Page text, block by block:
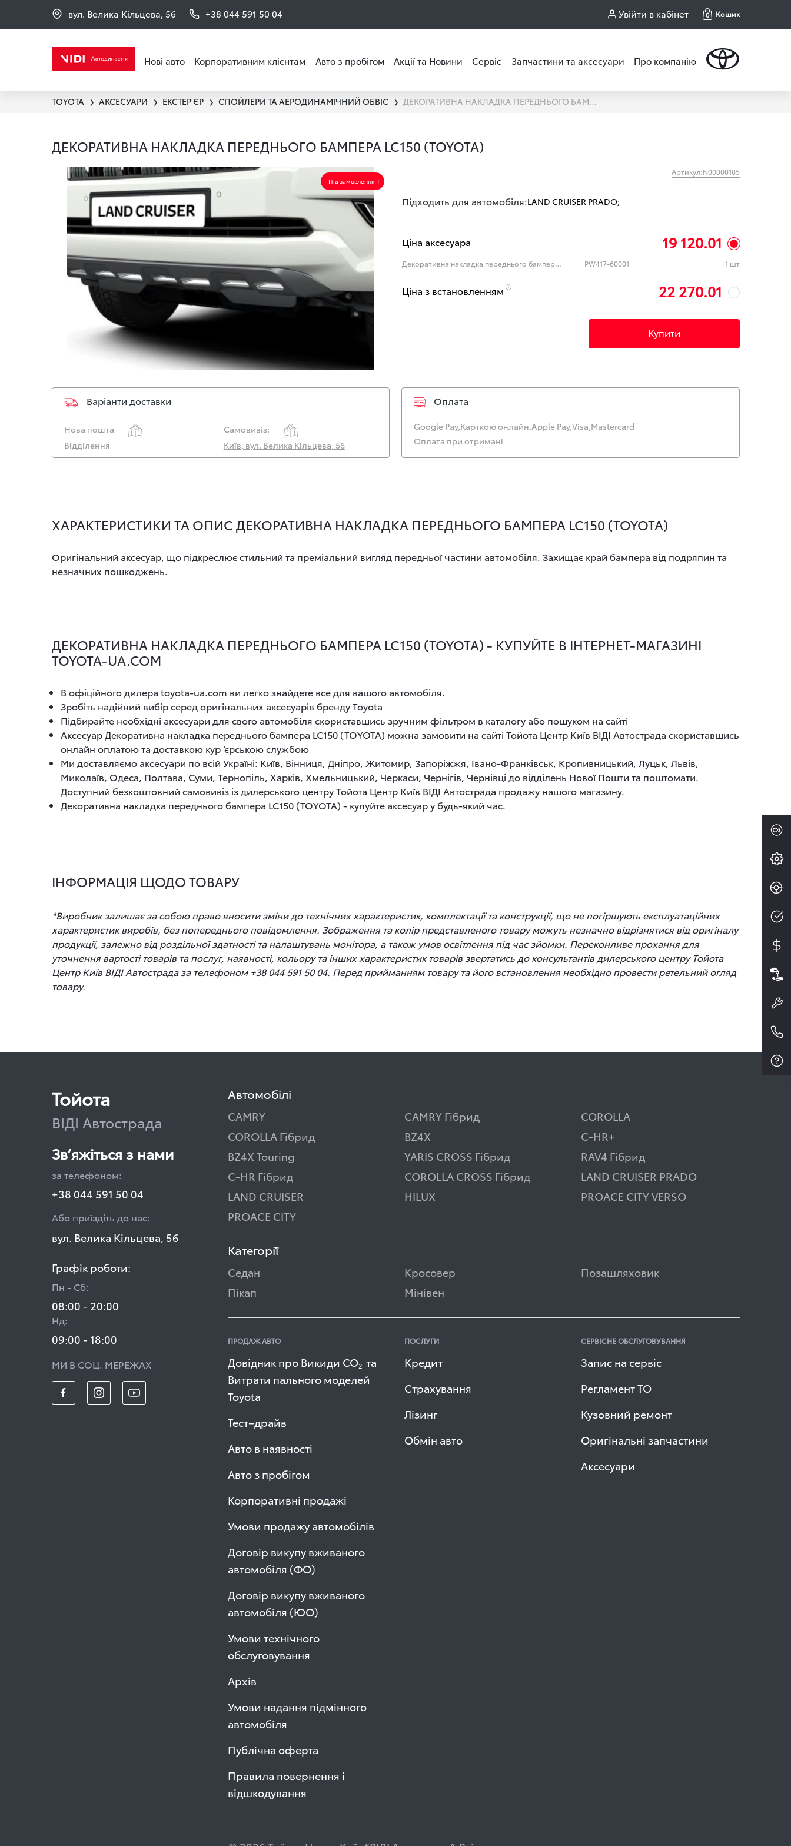
вул. Велика Кільцева, 56 +38 044 591 50 04 Увійти в кабінет 0 Кошик
Нові авто Корпоративним клієнтам Авто з пробігом Акції та Новини Сервіс Запчастини та аксесуари Про компанію
TOYOTA ❯ АКСЕСУАРИ ❯ ЕКСТЕР'ЄР ❯ СПОЙЛЕРИ ТА АЕРОДИНАМІЧНИЙ ОБВІС ❯ ДЕКОРАТИВНА НАКЛАДКА ПЕРЕДНЬОГО БАМПЕРА LC150 (TOYOTA)
ДЕКОРАТИВНА НАКЛАДКА ПЕРЕДНЬОГО БАМПЕРА LC150 (TOYOTA)
Під замовлення
Артикул:N00000185
Підходить для автомобіля:LAND CRUISER PRADO;
Ціна аксесуара 19 120.01
Декоративна накладка переднього бампера (TOYOTA) PW417-60001 1 шт
Ціна з встановленням 22 270.01
Купити
Варіанти доставки
Нова пошта
Самовивіз:
Відділення
Київ, вул. Велика Кільцева, 56
Оплата
Google Pay,Карткою онлайн,Apple Pay,Visa,Mastercard
Оплата при отримані
ХАРАКТЕРИСТИКИ ТА ОПИС ДЕКОРАТИВНА НАКЛАДКА ПЕРЕДНЬОГО БАМПЕРА LC150 (TOYOTA)
Оригінальний аксесуар, що підкреслює стильний та преміальний вигляд передньої частини автомобіля. Захищає край бампера від подряпин та
незначних пошкоджень.
ДЕКОРАТИВНА НАКЛАДКА ПЕРЕДНЬОГО БАМПЕРА LC150 (TOYOTA) - КУПУЙТЕ В ІНТЕРНЕТ-МАГАЗИНІ
TOYOTA-UA.COM
В офіційного дилера toyota-ua.com ви легко знайдете все для вашого автомобіля.
Зробіть надійний вибір серед оригінальних аксесуарів бренду Toyota
Підбирайте необхідні аксесуари для свого автомобіля скориставшись зручним фільтром в каталогу або пошуком на сайті
Аксесуар Декоративна накладка переднього бампера LC150 (TOYOTA) можна замовити на сайті Тойота Центр Київ ВІДІ Автострада скориставшись
онлайн оплатою та доставкою кур`єрською службою
Ми доставляємо аксесуари по всій Україні: Київ, Вінниця, Дніпро, Житомир, Запоріжжя, Івано-Франківськ, Кропивницький, Луцьк, Львів,
Миколаїв, Одеса, Полтава, Суми, Тернопіль, Харків, Хмельницький, Черкаси, Чернігів, Чернівці до відділень Нової Пошти та поштомати.
Доступний безкоштовний самовивіз із дилерського центру Тойота Центр Київ ВІДІ Автострада продажу нашого магазину.
Декоративна накладка переднього бампера LC150 (TOYOTA) - купуйте аксесуар у будь-який час.
ІНФОРМАЦІЯ ЩОДО ТОВАРУ
*Виробник залишає за собою право вносити зміни до технічних характеристик, комплектації та конструкції, що не погіршують експлуатаційних
характеристик виробів, без попереднього повідомлення. Зображення та колір представленого товару можуть незначно відрізнятися від оригіналу
продукції, залежно від роздільної здатності та налаштувань монітора, а також умов освітлення під час зйомки. Переконливе прохання для
уточнення вартості товарів та послуг, наявності, кольору та інших характеристик товарів звертатись до консультантів дилерського центру Тойота
Центр Київ ВІДІ Автострада за телефоном +38 044 591 50 04. Перед прийманням товару та його встановлення необхідно провести ретельний огляд
товару.
Тойота
ВІДІ Автострада
Зв’яжіться з нами
за телефоном:
+38 044 591 50 04
Або приїздіть до нас:
вул. Велика Кільцева, 56
Графік роботи:
Пн - Сб:
08:00 - 20:00
Нд:
09:00 - 18:00
МИ В СОЦ. МЕРЕЖАХ
Автомобілі
CAMRY CAMRY Гібрид
COROLLA
COROLLA Гібрид
BZ4X
C-HR+
BZ4X Touring
YARIS CROSS Гібрид
RAV4 Гібрид
C-HR Гібрид
COROLLA CROSS Гібрид
LAND CRUISER PRADO
LAND CRUISER
HILUX
PROACE CITY VERSO
PROACE CITY
Категорії
Седан Кросовер
Позашляховик
Пікап
Мінівен
ПРОДАЖ АВТО
Довідник про Викиди СО2 та
Витрати пального моделей
Toyota
Тест–драйв
Авто в наявності
Авто з пробігом
Корпоративні продажі
Умови продажу автомобілів
Договір викупу вживаного
автомобіля (ФО)
Договір викупу вживаного
автомобіля (ЮО)
Умови технічного
обслуговування
Архів
Умови надання підмінного
автомобіля
Публічна оферта
Правила повернення і
відшкодування
ПОСЛУГИ
Кредит
Страхування
Лізинг
Обмін авто
СЕРВІСНЕ ОБСЛУГОВУВАННЯ
Запис на сервіс
Регламент ТО
Кузовний ремонт
Оригінальні запчастини
Аксесуари